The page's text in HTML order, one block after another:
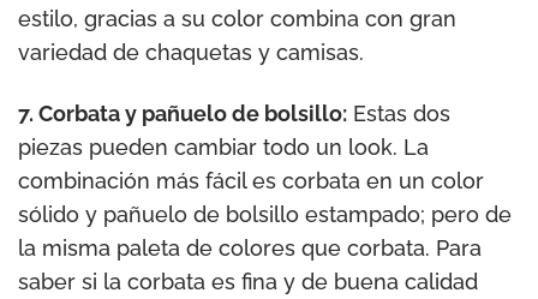
estilo, gracias a su color combina con gran
variedad de chaquetas y camisas.
7. Corbata y pañuelo de bolsillo: Estas dos
piezas pueden cambiar todo un look. La
combinación más fácil es corbata en un color
sólido y pañuelo de bolsillo estampado; pero de
la misma paleta de colores que corbata. Para
saber si la corbata es fina y de buena calidad